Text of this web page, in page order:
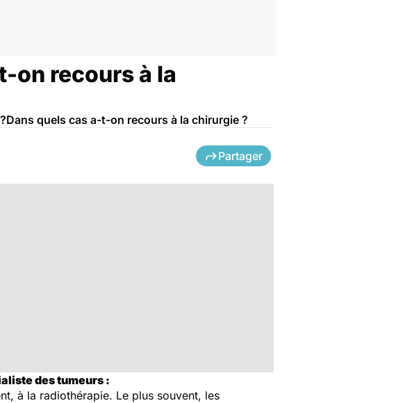
on recours à la
quels cas a-t-on recours à la chirurgie ?
Partager
des tumeurs :
à la radiothérapie. Le plus souvent, les